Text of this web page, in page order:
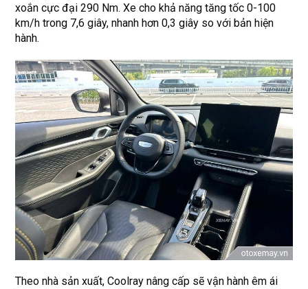
xoắn cực đại 290 Nm. Xe cho khả năng tăng tốc 0-100
km/h trong 7,6 giây, nhanh hơn 0,3 giây so với bản hiện
hành.
Theo nhà sản xuất, Coolray nâng cấp sẽ vận hành êm ái